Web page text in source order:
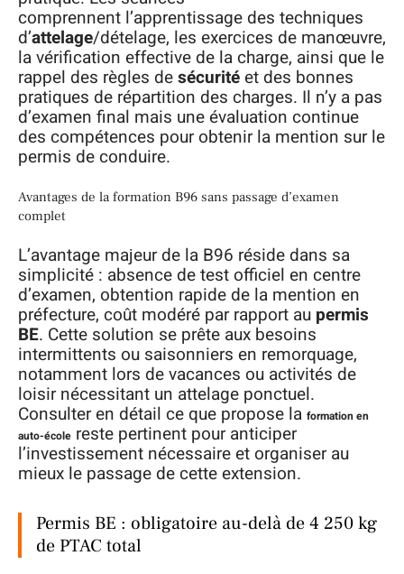
comprennent l’apprentissage des techniques
d’attelage/dételage, les exercices de manœuvre,
la vérification effective de la charge, ainsi que le
rappel des règles desécuritéet des bonnes
pratiques de répartition des charges. Il n’y a pas
d’examen final mais une évaluation continue
des compétences pour obtenir la mention sur le
permis de conduire.
Avantages de la formation B96 sans passage d’examen
complet
L’avantage majeur de la B96 réside dans sa
simplicité : absence de test officiel en centre
d’examen, obtention rapide de la mention en
préfecture, coût modéré par rapport au permis
BE. Cette solution se prête aux besoins
intermittents ou saisonniers en remorquage,
notamment lors de vacances ou activités de
loisir nécessitant un attelage ponctuel.
Consulter en détail ce que propose la formation en
auto-école reste pertinent pour anticiper
l’investissement nécessaire et organiser au
mieux le passage de cette extension.
Permis BE : obligatoire au-delà de 4 250 kg
de PTAC total